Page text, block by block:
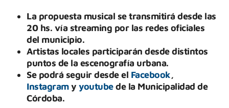
La propuesta musical se transmitirá desde las
20 hs. vía streaming por las redes oficiales
del municipio.
Artistas locales participarán desde distintos
puntos de la escenografía urbana.
Se podrá seguir desde el Facebook,
Instagramyyoutubede la Municipalidad de
Córdoba.